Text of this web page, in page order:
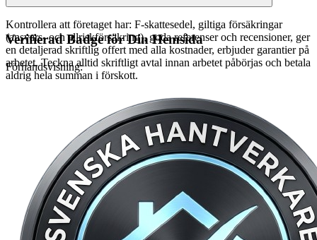
Kontrollera att företaget har: F-skattesedel, giltiga försäkringar
(ansvars- och allriskförsäkring), goda referenser och recensioner, ger
en detaljerad skriftlig offert med alla kostnader, erbjuder garantier på
arbetet. Teckna alltid skriftligt avtal innan arbetet påbörjas och betala
aldrig hela summan i förskott.
Verifierad Badge för Din Hemsida
Förhandsvisning: